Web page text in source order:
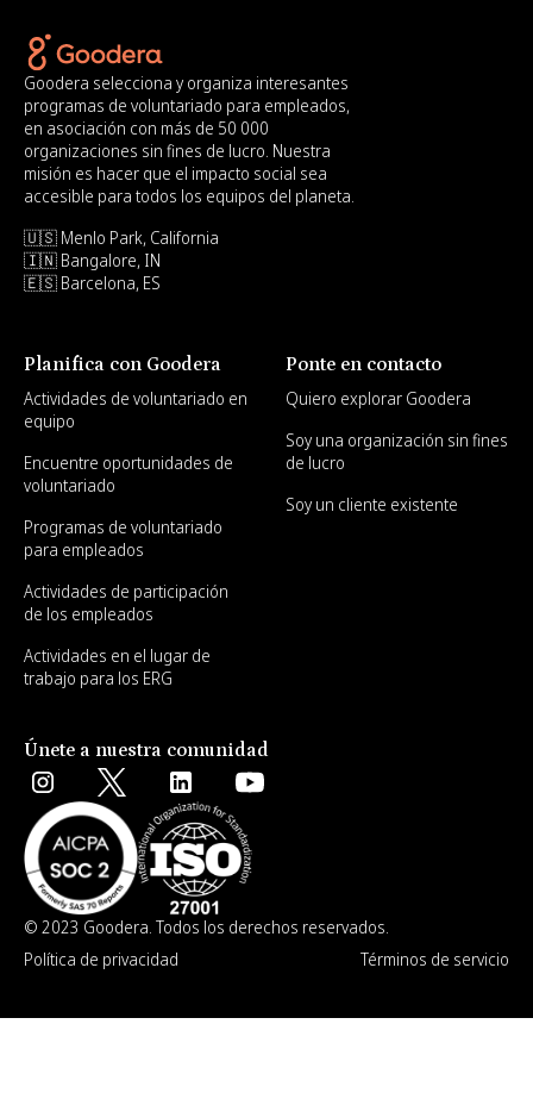
Goodera selecciona y organiza interesantes
programas de voluntariado para empleados,
en asociación con más de 50 000
organizaciones sin fines de lucro. Nuestra
misión es hacer que el impacto social sea
accesible para todos los equipos del planeta.
🇺🇸 Menlo Park, California
🇮🇳 Bangalore, IN
🇪🇸 Barcelona, ES
Planifica con Goodera
Actividades de voluntariado en
equipo
Encuentre oportunidades de
voluntariado
Programas de voluntariado
para empleados
Actividades de participación
de los empleados
Actividades en el lugar de
trabajo para los ERG
Ponte en contacto
Quiero explorar Goodera
Soy una organización sin fines
de lucro
Soy un cliente existente
Únete a nuestra comunidad
© 2023 Goodera. Todos los derechos reservados.
Política de privacidad
Términos de servicio